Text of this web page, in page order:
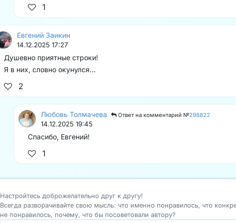
1
Евгений Заикин
14.12.2025 17:27
Душевно приятные строки!
Я в них, словно окунулся...
2
Любовь Толмачева Ответ на комментарий №298822
14.12.2025 19:45
Спасибо, Евгений!
1
Настройтесь доброжелательно друг к другу!
Всегда разворачивайте свою мысль: что именно понравилось, что
не понравилось, почему, что бы посоветовали автору?